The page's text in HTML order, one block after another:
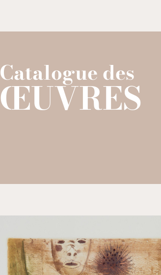
Catalogue des
ŒUVRES